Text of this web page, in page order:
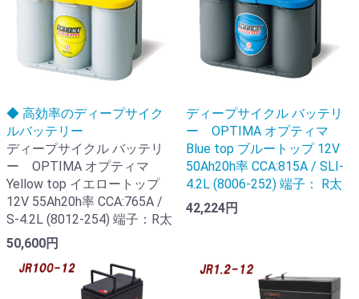
◆ 高効率のディープサイク
ルバッテリー
ディープサイクル バッテリ
ー OPTIMA オプティマ
Yellow top イエロートップ
12V 55Ah20h率 CCA:765A /
S-4.2L (8012-254) 端子：R太
50,600円
ディープサイクル バッテリ
ー OPTIMA オプティマ
Blue top ブルートップ 12V
50Ah20h率 CCA:815A / SLI-
4.2L (8006-252) 端子： R太
42,224円